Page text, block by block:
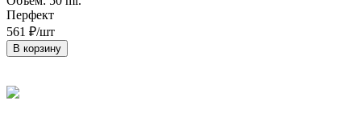
Перфект
561 ₽/шт
В корзину